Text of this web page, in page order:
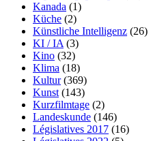
Kanada (1)
Küche (2)
Künstliche Intelligenz (26)
KI / IA (3)
Kino (32)
Klima (18)
Kultur(369)
Kunst (143)
Kurzfilmtage (2)
Landeskunde (146)
Législatives 2017 (16)